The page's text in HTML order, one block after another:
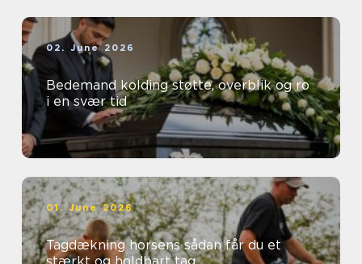
02. June 2026
Bedemand kolding støtte, overblik og ro
i en svær tid
01. June 2026
Tagdækning horsens sådan får du et